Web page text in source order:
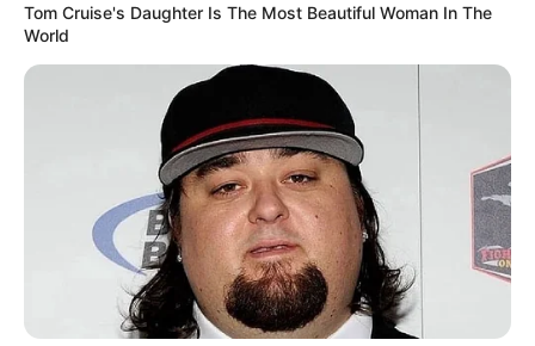
(foto: instagram/ibnuwardani)
3. Hayo, siapa yang pengin punya motor seperti ini?
Tom Cruise's Daughter Is The Most Beautiful Woman In The
World